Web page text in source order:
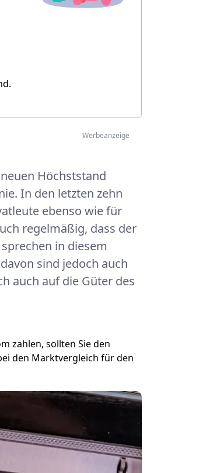
Werbeanzeige
Höchststand
In den letzten zehn
ebenso wie für
regelmäßig, dass der
in diesem
sind jedoch auch
auch auf die Güter des
zahlen, sollten Sie den
den Marktvergleich für den